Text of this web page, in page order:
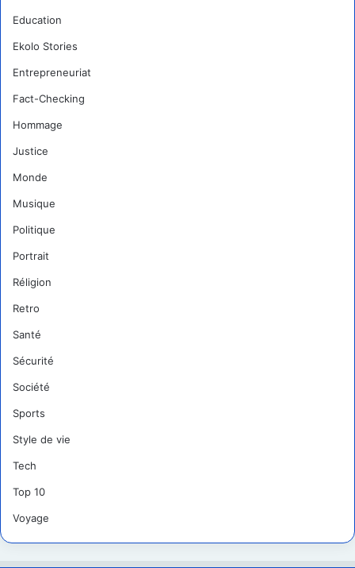
Education
Ekolo Stories
Entrepreneuriat
Fact-Checking
Hommage
Justice
Monde
Musique
Politique
Portrait
Réligion
Retro
Santé
Sécurité
Société
Sports
Style de vie
Tech
Top 10
Voyage